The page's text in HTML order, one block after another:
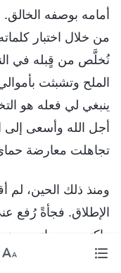
أمامه بوصفه الخالق.
من خلال اختبار
نُخلَّص من قٍبله في
الملح وتشبثت
ينبغي لي فعله هو
أجل الله وأسعى إلى
تجاهلت معارضة
ومنذ ذلك الحين، لم
الإطلاق. فجأةً رُفع
واكتسبت حياتي بعض
إعجازي من الأمراض